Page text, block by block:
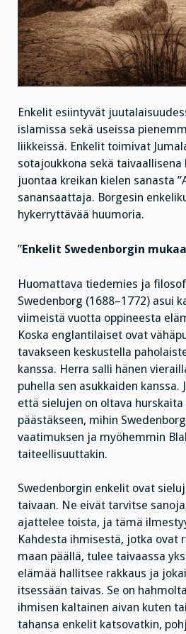
Enkelit esiintyvät
islamissa sekä useissa
liikkeissä. Enkelit toimivat
sotajoukkona sekä taivaallisena
juontaa kreikan kielen sanasta
sanansaattaja. Borgesin
hykerryttävää huumoria.
”Enkelit Swedenborgin
Huomattava tiedemies ja
Swedenborg (1688–1772) asui
viimeistä vuotta oppineesta
Koska englantilaiset ovat
tavakseen keskustella
kanssa. Herra salli hänen
puhella sen asukkaiden kanssa.
että sielujen on oltava hurskaita
päästäkseen, mihin
vaatimuksen ja myöhemmin
taiteellisuuttakin.
Swedenborgin enkelit ovat
taivaan. Ne eivät tarvitse
ajattelee toista, ja tämä
Kahdesta ihmisestä, jotka ovat
maan päällä, tulee taivaassa
elämää hallitsee rakkaus ja
itsessään taivas. Se on
ihmisen kaltainen aivan kuten
tahansa enkelit katsovatkin,